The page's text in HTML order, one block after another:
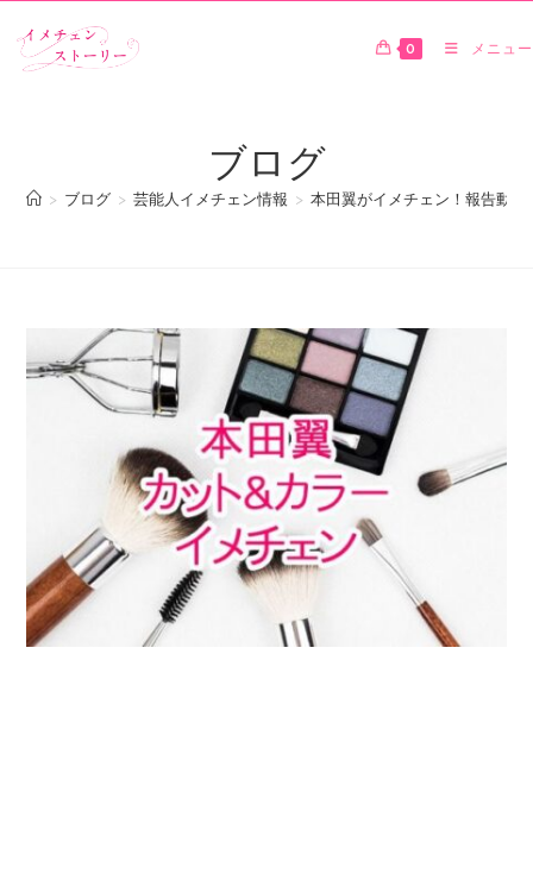
0 メニュー
ブログ
> ブログ > 芸能人イメチェン情報 > 本田翼がイメチェン！報告動